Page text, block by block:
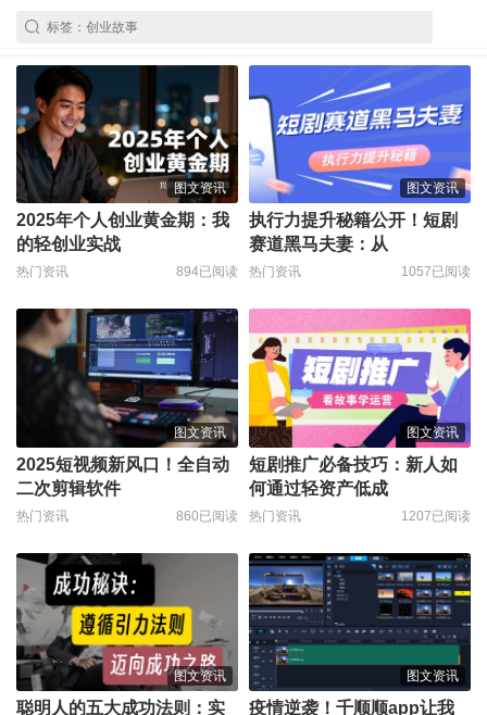
图文资讯
2025年个人创业黄金期：我
的轻创业实战
热门资讯 894已阅读
图文资讯
执行力提升秘籍公开！短剧
赛道黑马夫妻：从
热门资讯 1057已阅读
图文资讯
2025短视频新风口！全自动
二次剪辑软件
热门资讯 860已阅读
图文资讯
短剧推广必备技巧：新人如
何通过轻资产低成
热门资讯 1207已阅读
图文资讯
聪明人的五大成功法则：实
图文资讯
疫情逆袭！千顺顺app让我